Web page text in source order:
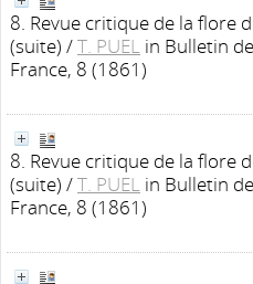
8. Revue critique de la flore
(suite) /T. PUEL in Bulletin
France, 8 (1861)
8. Revue critique de la flore
(suite) /T. PUEL in Bulletin
France, 8 (1861)